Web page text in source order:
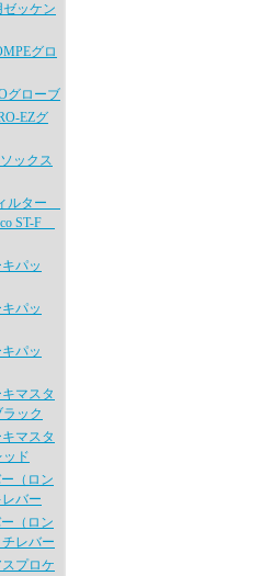
ッケン
グロ
グローブ
EZグ
ックス
ルター
ST-F
パッ
パッ
パッ
マスタ
ック
マスタ
ド
（ロン
バー
（ロン
レバー
プロケ